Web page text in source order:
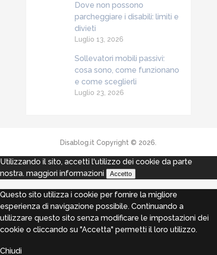
Dove non possono
parcheggiare i disabili: limiti e
divieti
Luglio 13, 2026
Sollevatori mobili passivi:
cosa sono, come funzionano
e come sceglierli
Luglio 23, 2026
Disablog.it Copyright © 2026.
Utilizzando il sito, accetti l'utilizzo dei cookie da parte
nostra. maggiori informazioni Accetto
Questo sito utilizza i cookie per fornire la migliore
esperienza di navigazione possibile. Continuando a
utilizzare questo sito senza modificare le impostazioni dei
cookie o cliccando su "Accetta" permetti il loro utilizzo.
Chiudi